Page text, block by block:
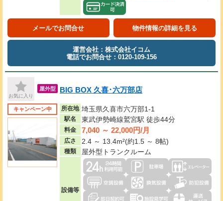
メールでお問合せ 物件情報の詳細を見る
運営会社：株式会社イコム
電話でお問合せ：0120-109-156
お気に入り
屋外型 BIG BOX 久喜･六万部店
キャンペーン中 所在地 埼玉県久喜市六万部1-1
駅名 東武伊勢崎線鷲宮駅 徒歩44分
料金 7,040 ～ 22,000円/月
広さ 2.4 ～ 13.4m²(約1.5 ～ 8帖)
種類 屋外型トランクルーム
設備等